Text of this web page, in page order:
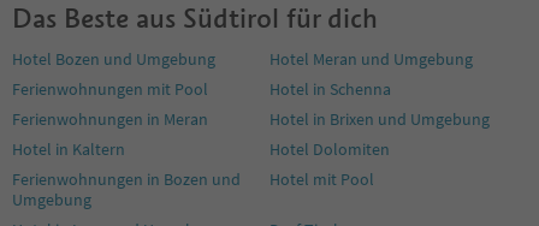
9
11
12
13
14
16
17
Das Beste aus Südtirol für dich
Hotel Bozen und Umgebung
Hotel Meran und Umgebung
Ferienwohnungen mit Pool
Hotel in Schenna
Ferienwohnungen in Meran
Hotel in Brixen und Umgebung
Hotel in Kaltern
Hotel Dolomiten
Ferienwohnungen in Bozen und
Umgebung
Hotel mit Pool